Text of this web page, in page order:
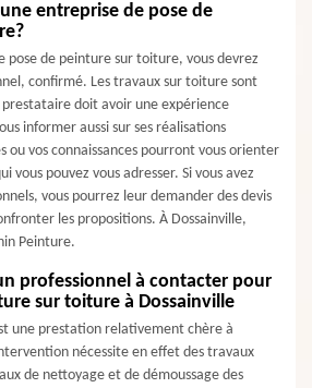
entreprise de pose de
pose de peinture sur toiture, vous devrez
confirmé. Les travaux sur toiture sont
doit avoir une expérience
informer aussi sur ses réalisations
ou vos connaissances pourront vous orienter
vous pouvez vous adresser. Si vous avez
vous pourrez leur demander des devis
les propositions. À Dossainville,
Peinture.
professionnel à contacter pour
sur toiture à Dossainville
une prestation relativement chère à
nécessite en effet des travaux
de nettoyage et de démoussage des